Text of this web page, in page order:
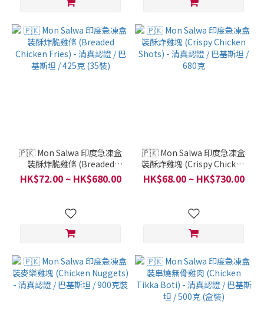
🇵🇰 Mon Salwa 印度急凍盒
裝酥炸脆雞條 (Breaded
Chicken Fries) - 清真認證 /
巴基斯坦 / 425克 (35裝)
HK$72.00 ~ HK$680.00
🇵🇰 Mon Salwa 印度急凍盒
裝酥炸雞塊 (Crispy Chicken
Shots) - 清真認證 / 巴基斯坦
/ 680克
HK$68.00 ~ HK$730.00